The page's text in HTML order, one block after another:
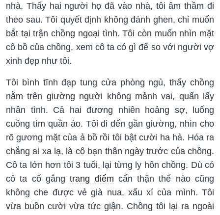
nhà. Thấy hai người họ đã vào nhà, tôi âm thầm đi
theo sau. Tôi quyết định không đánh ghen, chỉ muốn
bắt tại trận chồng ngoại tình. Tôi còn muốn nhìn mặt
cô bồ của chồng, xem cô ta có gì để so với người vợ
xinh đẹp như tôi.
Tôi bình tĩnh đạp tung cửa phòng ngủ, thấy chồng
nằm trên giường người không mảnh vai, quấn lấy
nhân tình. Cả hai đương nhiên hoảng sợ, luống
cuồng tìm quần áo. Tôi đi đến gần giường, nhìn cho
rõ gương mặt của ả bồ rồi tôi bật cười ha hả. Hóa ra
chẳng ai xa lạ, là cô bạn thân ngày trước của chồng.
Cô ta lớn hơn tôi 3 tuổi, lại từng ly hôn chồng. Dù có
cô ta cố gắngtrang điểm cẩn thận thế nào cũng
không che được vẻ già nua, xấu xí của mình. Tôi
vừa buồn cười vừa tức giận. Chồng tôi lại ra ngoài